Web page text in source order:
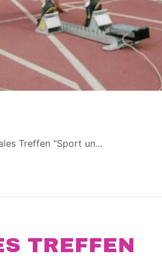
Treffen "Sport un...
TREFFEN